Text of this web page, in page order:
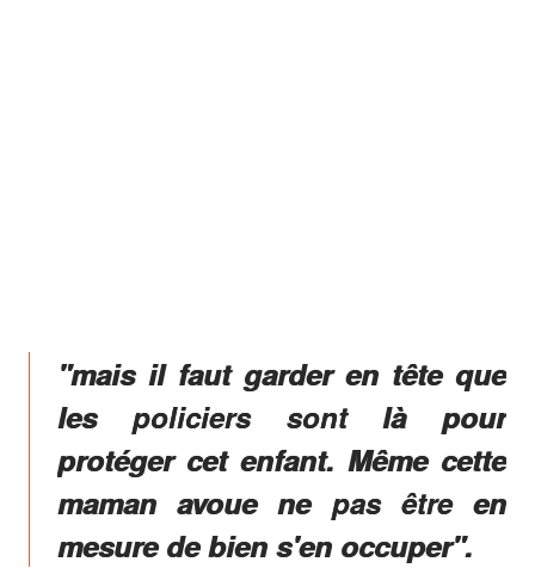
"mais il faut garder en tête que
les policiers sont là pour
protéger cet enfant. Même cette
maman avoue ne pas être en
mesure de bien s'en occuper".